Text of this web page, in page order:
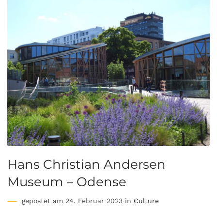
Hans Christian Andersen
Museum – Odense
gepostet am 24. Februar 2023 in Culture